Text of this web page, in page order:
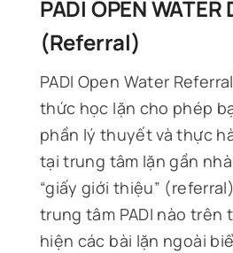
PADI OPEN WATER
(Referral)
PADI Open Water
thức học lặn cho phép
phần lý thuyết và thực
tại trung tâm lặn gần
“giấy giới thiệu”
trung tâm PADI nào trên
hiện các bài lặn ngoài